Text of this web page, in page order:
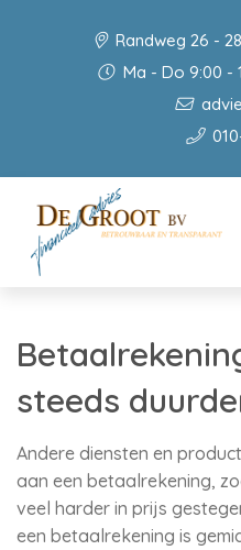
Randweg 26 -
Ma - Do 9:00 -
steeds
Andere diensten en
aan een betaalrekening,
veel harder in prijs
een betaalrekening is